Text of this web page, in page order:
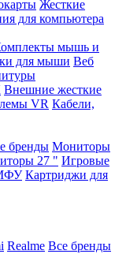
Жесткие
для компьютера
мышь и
для мыши Веб
Внешние жесткие
VR Кабели,
бренды Мониторы
27 " Игровые
Картриджи для
Realme Все бренды